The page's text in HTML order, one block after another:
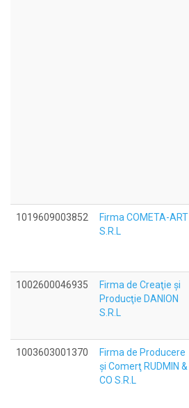
1019609003852
Firma COMETA-ART
S.R.L
1002600046935
Firma de Creaţie şi
Producţie DANION
S.R.L
1003603001370
Firma de Producere
şi Comerţ RUDMIN &
CO S.R.L